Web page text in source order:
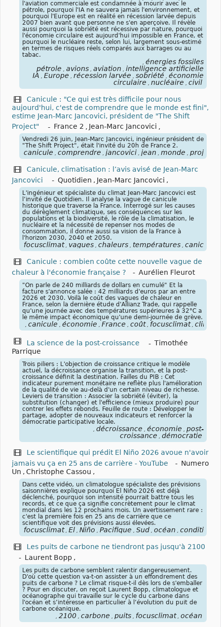
l'aviation commerciale est condamnée à mourir avec le
pétrole, pourquoi l'IA ne sauvera jamais l'environnement, et
pourquoi l'Europe est en réalité en récession larvée depuis
2007 bien avant que personne ne s'en aperçoive. Il révèle
aussi pourquoi la sobriété est récessive par nature, pourquoi
l'économie circulaire est aujourd'hui impossible en France, et
pourquoi le nucléaire reste, selon lui, largement sous-estimé
en termes de risques réels comparés aux barrages ou au
tabac.
énergies fossiles
pétrole
avions aviation
intelligence artificielle
IA
Europe récession larvée sobriété
économie
circulaire
nucléaire civil
Canicule : "Ce qui est très difficile pour nous
aujourd'hui, c'est de comprendre que le monde est fini",
estime Jean-Marc Jancovici, président de "The Shift
Project"
- France 2 , Jean-Marc Jancovici ,
Vendredi 26 juin, Jean-Marc Jancovici, ingénieur président de
"The Shift Project", était l'invité du 20h de France 2.
canicule , comprendre , jancovici , jean , monde , project
Canicule, climatisation : l’avis avisé de Jean-Marc
Jancovici
- Quotidien , Jean-Marc Jancovici ,
L'ingénieur et spécialiste du climat Jean-Marc Jancovici est
l’invité de Quotidien. Il analyse la vague de canicule
historique que traverse la France. Interrogé sur les causes
du dérèglement climatique, ses conséquences sur les
populations et la biodiversité, le rôle de la climatisation, le
nucléaire et la nécessité de repenser nos modes de
consommation, il donne aussi sa vision de la France à
l'horizon 2030, 2040 et 2050.
focusclimat vagues chaleurs températures canicules
Canicule : combien coûte cette nouvelle vague de
chaleur à l'économie française ?
- Aurélien Fleurot
"On parle de 240 milliards de dollars en cumulé" Et la
facture s'annonce salée : 42 milliards d'euros par an entre
2026 et 2030. Voilà le coût des vagues de chaleur en
France, selon la dernière étude d'Allianz Trade, qui rappelle
qu'une journée avec des températures supérieures à 32°C a
le même impact économique qu'une demi-journée de grève.
canicule économie France coût focusclimat climat
La science de la post-croissance - Timothée
Parrique
Trois piliers : L'objection de croissance critique le modèle
actuel, la décroissance organise la transition, et la post-
croissance définit la destination. Failles du PIB : Cet
indicateur purement monétaire ne reflète plus l'amélioration
de la qualité de vie au-delà d'un certain niveau de richesse.
Leviers de transition : Associer la sobriété (éviter), la
substitution (changer) et l'efficience (mieux produire) pour
contrer les effets rebonds. Feuille de route : Développer le
partage, adopter de nouveaux indicateurs et renforcer la
démocratie participative locale.
, décroissance , économie , post-
croissance , démocratie
Le scientifique qui prédit El Niño 2026 avoue n'avoir
jamais vu ça en 25 ans de carrière - YouTube
- Numero
Un , Christophe Cassou ,
Dans cette vidéo, un climatologue spécialiste des prévisions
saisonnières explique pourquoi El Niño 2026 est déjà
déclenché, pourquoi son intensité pourrait battre tous les
records, et ce que ça signifie concrètement pour le climat
mondial dans les 12 prochains mois. Un avertissement rare :
c'est la première fois en 25 ans de carrière que ce
scientifique voit des prévisions aussi élevées.
focusclimat El Niño Pacifique Sud océan conditions
Les puits de carbone ne tiendront pas jusqu'à 2100
- Laurent Bopp ,
Les puits de carbone semblent ralentir dangereusement.
D'où cette question va-t-on assister à un effondrement des
puits de carbone ? Le climat risque-t-il dès lors de s'emballer
? Pour en discuter, on reçoit Laurent Bopp, climatologue et
océanographe qui travaille sur le cycle du carbone dans
l'océan et s’intéresse en particulier à l’évolution du puit de
carbone océanique.
2100 carbone puits focusclimat océan